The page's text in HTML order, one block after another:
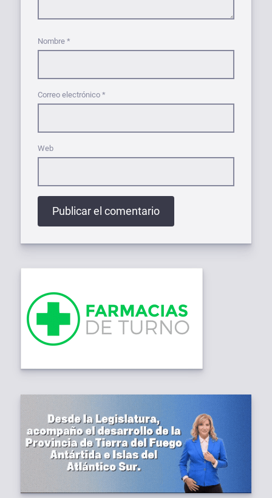
Nombre *
Correo electrónico *
Web